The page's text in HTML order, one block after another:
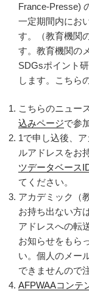
France-Presse)
一定期間内にお
す。（教育機関
す。教育機関の
SDGsポイント
します。こちら
こちらのニュー
込みページで参
1で申し込後、
ルアドレスをお
ツデータベース
てください。
アカデミック（
お持ち出ない方
アドレスへの転
お知らせをもら
い。個人のメー
できませんので
AFPWAAコンテ